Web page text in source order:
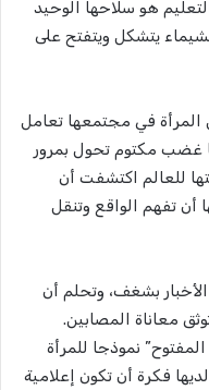
هو سلاحها الوحيد
يتشكل ويتفتح على
في مجتمعها تعامل
غضب مكتوم تحول بمرور
للعالم اكتشفت أن
أن تفهم الواقع وتنقل
بشغف، وتحلم أن
معاناة المصابين.
نموذجا للمرأة
فكرة أن تكون إعلامية